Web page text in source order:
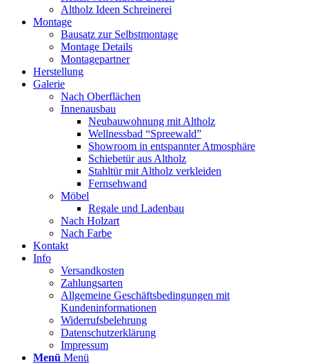
Altholz Ideen Schreinerei
Montage
Bausatz zur Selbstmontage
Montage Details
Montagepartner
Herstellung
Galerie
Nach Oberflächen
Innenausbau
Neubauwohnung mit Altholz
Wellnessbad “Spreewald”
Showroom in entspannter Atmosphäre
Schiebetür aus Altholz
Stahltür mit Altholz verkleiden
Fernsehwand
Möbel
Regale und Ladenbau
Nach Holzart
Nach Farbe
Kontakt
Info
Versandkosten
Zahlungsarten
Allgemeine Geschäftsbedingungen mit
Kundeninformationen
Widerrufsbelehrung
Datenschutzerklärung
Impressum
Menü Menü